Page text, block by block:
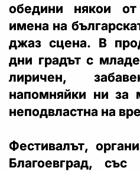
обедини някои от
имена на
джаз сцена. В
дни градът с
лиричен,
напомняйки ни за
неподвластна на
Фестивалът,
Благоевград, със